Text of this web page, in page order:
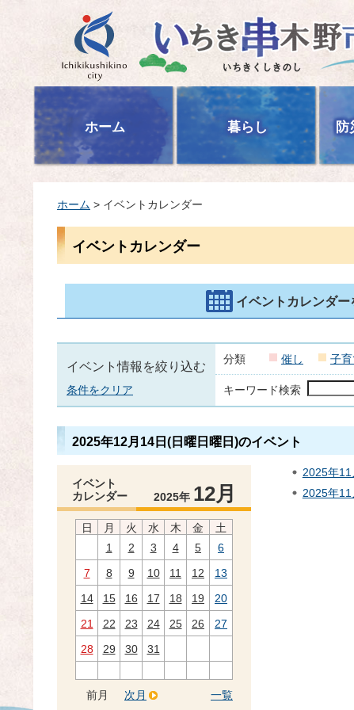
いちき串木野市
ホーム 暮らし 防
ホーム > イベントカレンダー
イベントカレンダー
イベントカレンダー
イベント情報を絞り込む
条件をクリア
分類 催し 子育
キーワード検索
2025年12月14日(日曜日曜日)のイベント
イベント
カレンダー
2025年 12月
日 月 火 水 木 金
土
1
2 3 4 5
6
7
8 9 10 11 12
13
14
15 16 17 18 19
20
21
22 23 24 25 26
27
28
29 30 31
前月 一覧
次月
2025年
2025年